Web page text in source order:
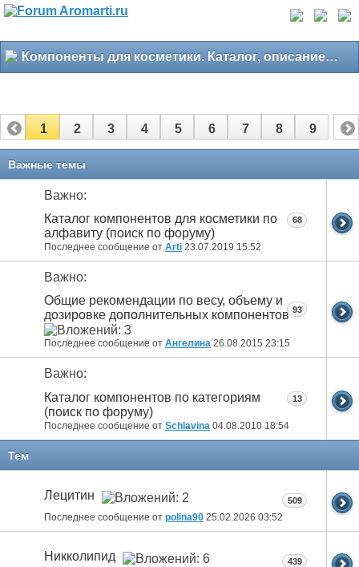
Компоненты для косметики. Каталог, описание, свойства
1 2 3 4 5 6 7 8 9
Важные темы
Важно:
Каталог компонентов для косметики по
алфавиту (поиск по форуму)
Последнее сообщение от Arti 23.07.2019 15:52
68
Важно:
Общие рекомендации по весу, объему и
дозировке дополнительных компонентов
Последнее сообщение от Ангелина 26.08.2015 23:15
93
Важно:
Каталог компонентов по категориям
(поиск по форуму)
Последнее сообщение от Schlavina 04.08.2010 18:54
13
Тем
Лецитин
Последнее сообщение от polina90 25.02.2026 03:52
509
Никколипид 439